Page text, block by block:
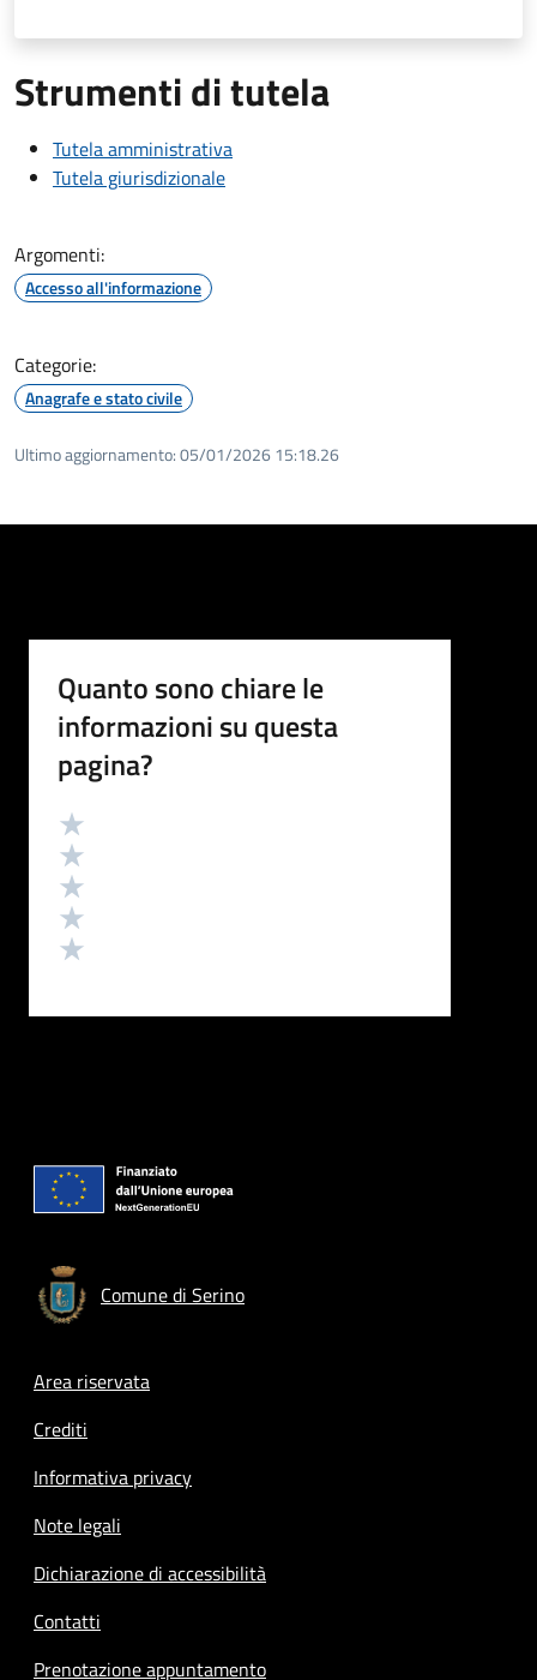
Strumenti di tutela
Tutela amministrativa
Tutela giurisdizionale
Argomenti:
Accesso all'informazione
Categorie:
Anagrafe e stato civile
Ultimo aggiornamento:05/01/2026 15:18.26
Quanto sono chiare le
informazioni su questa
pagina?
Valutazione
Comune di Serino
Footer menu
Area riservata
Crediti
Informativa privacy
Note legali
Dichiarazione di accessibilità
Contatti
Prenotazione appuntamento